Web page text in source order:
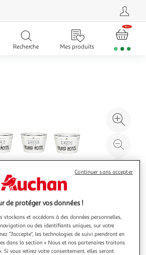
Recherche Mes produits
à
Illustration
précédente
Illustration
suivante
de protéger vos données !
stockons et accédons à des données personnelles,
ou des identifiants uniques, sur votre
"J'accepte", les technologies de suivi prendront en
dans la section « Nous et nos partenaires traitons
Si vous retirez votre consentement, elles seront
Continuer sans accepter